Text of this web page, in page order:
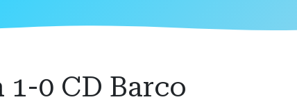
1-0 CD Barco